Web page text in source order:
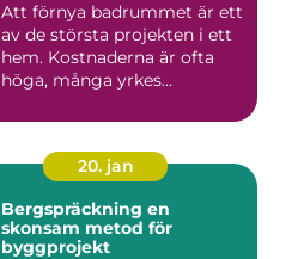
Att förnya badrummet är ett
av de största projekten i ett
hem. Kostnaderna är ofta
höga, många yrkes...
20. jan
Bergspräckning en
skonsam metod för
byggprojekt